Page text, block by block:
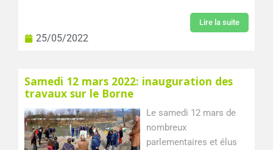
Lire la suite
25/05/2022
Samedi 12 mars 2022: inauguration des
travaux sur le Borne
Le samedi 12 mars de
nombreux
parlementaires et élus